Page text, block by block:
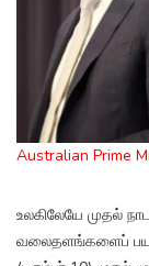
Australian Prime
உலகிலேயே முதல்
வலைதளங்களைப்